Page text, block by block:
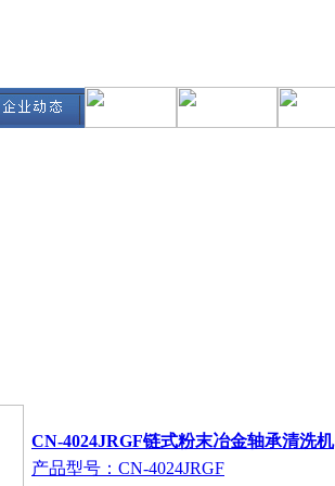
CN-4024JRGF链式粉末冶金轴承清洗机
产品型号：CN-4024JRGF